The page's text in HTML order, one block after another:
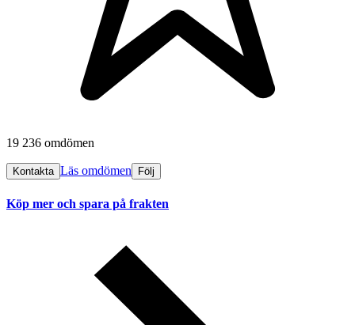
19 236 omdömen
Kontakta Läs omdömen Följ
Köp mer och spara på frakten